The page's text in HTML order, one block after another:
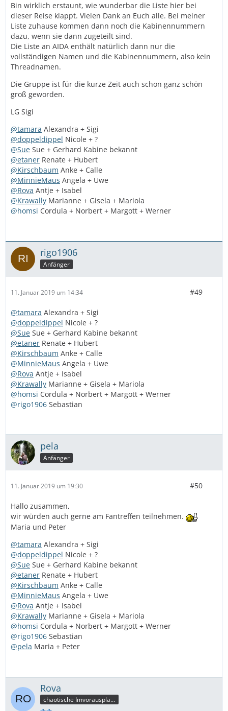
Bin wirklich erstaunt, wie wunderbar die Liste hier bei
dieser Reise klappt. Vielen Dank an Euch alle. Bei meiner
Liste zuhause kommen dann noch die Kabinennummern
dazu, wenn sie dann zugeteilt sind.
Die Liste an AIDA enthält natürlich dann nur die
vollständigen Namen und die Kabinennummern, also kein
Threadnamen.
Die Gruppe ist für die kurze Zeit auch schon ganz schön
groß geworden.
LG Sigi
@tamara Alexandra + Sigi
@doppeldippel Nicole + ?
@Sue Sue + Gerhard Kabine bekannt
@etaner Renate + Hubert
@Kirschbaum Anke + Calle
@MinnieMaus Angela + Uwe
@Rova Antje + Isabel
@Krawally Marianne + Gisela + Mariola
@homsi Cordula + Norbert + Margott + Werner
rigo1906
Anfänger
11. Januar 2019 um 14:34 #49
@tamara Alexandra + Sigi
@doppeldippel Nicole + ?
@Sue Sue + Gerhard Kabine bekannt
@etaner Renate + Hubert
@Kirschbaum Anke + Calle
@MinnieMaus Angela + Uwe
@Rova Antje + Isabel
@Krawally Marianne + Gisela + Mariola
@homsi Cordula + Norbert + Margott + Werner
@rigo1906 Sebastian
pela
Anfänger
11. Januar 2019 um 19:30 #50
Hallo zusammen,
wir würden auch gerne am Fantreffen teilnehmen.
Maria und Peter
@tamara Alexandra + Sigi
@doppeldippel Nicole + ?
@Sue Sue + Gerhard Kabine bekannt
@etaner Renate + Hubert
@Kirschbaum Anke + Calle
@MinnieMaus Angela + Uwe
@Rova Antje + Isabel
@Krawally Marianne + Gisela + Mariola
@homsi Cordula + Norbert + Margott + Werner
@rigo1906 Sebastian
@pela Maria + Peter
Rova
chaotische Imvorausplanerin